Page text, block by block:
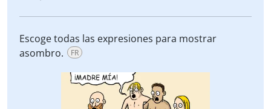
Escoge todas las expresiones para mostrar
asombro.
FR